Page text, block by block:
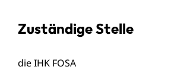
Zuständige Stelle
die IHK FOSA